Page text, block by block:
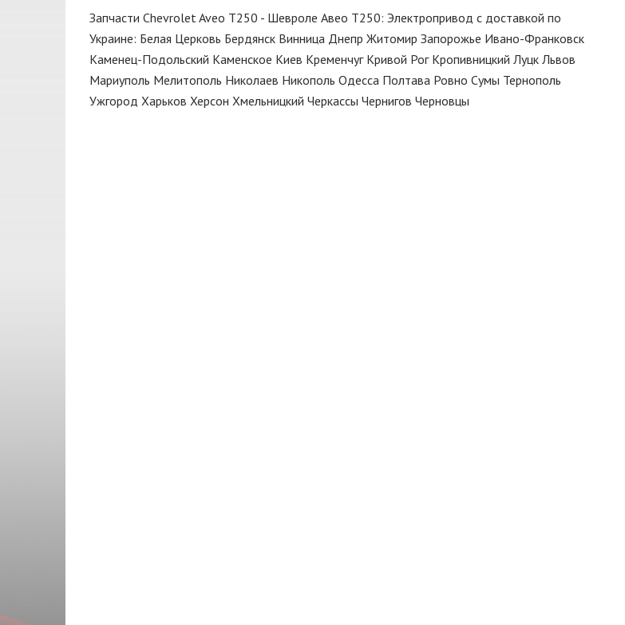
Колодки
Кольца поршневые
ERT
EuroEx
FARE
FISCHER
Запчасти Chevrolet Aveo T250 - Шевроле Авео Т250: Электропривод с доставкой по
Украине: Белая Церковь Бердянск Винница Днепр Житомир Запорожье Ивано-Франковск
Каменец-Подольский Каменское Киев Кременчуг Кривой Рог Кропивницкий Луцк Львов
Мариуполь Мелитополь Николаев Никополь Одесса Полтава Ровно Сумы Тернополь
Ужгород Харьков Херсон Хмельницкий Черкассы Чернигов Черновцы